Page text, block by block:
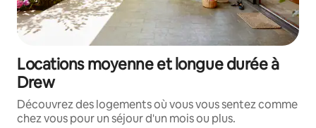
Locations moyenne et longue durée à
Drew
Découvrez des logements où vous vous sentez comme
chez vous pour un séjour d'un mois ou plus.